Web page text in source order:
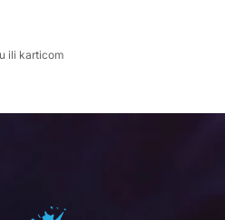
ili karticom